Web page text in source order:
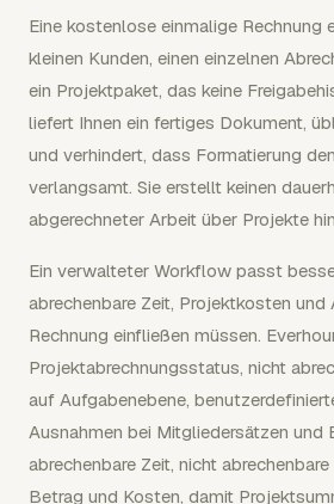
Eine kostenlose einmalige Rechnung
kleinen Kunden, einen einzelnen
ein Projektpaket, das keine
liefert Ihnen ein fertiges Dokument,
und verhindert, dass Formatierung
verlangsamt. Sie erstellt keinen
abgerechneter Arbeit über Projekte
Ein verwalteter Workflow passt
abrechenbare Zeit, Projektkosten und
Rechnung einfließen müssen.
Projektabrechnungsstatus, nicht
auf Aufgabenebene,
Ausnahmen bei Mitgliedersätzen und
abrechenbare Zeit, nicht
Betrag und Kosten, damit